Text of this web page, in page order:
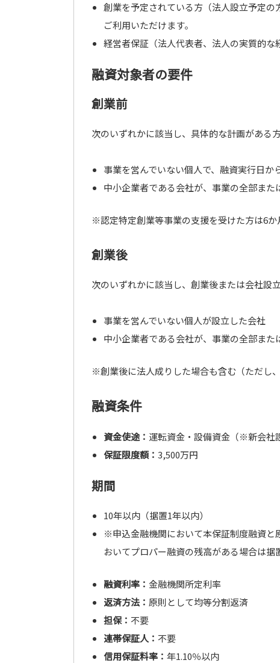
創業を予定されている方（法人設立予定
ご利用いただけます。
経営者保証（法人代表者、法人の実質的な
融資対象者の要件
創業前
次のいずれかに該当し、具体的な計画がある
事業を営んでいない個人で、融資実行日か
中小企業者である会社が、事業の全部ま
※認定特定創業等事業の支援を受けた方は6か
創業後
次のいずれかに該当し、創業後または会社設
事業を営んでいない個人が設立した会社
中小企業者である会社が、事業の全部ま
※創業後に法人成りした場合も含む（ただし
融資条件
資金使途： 運転資金・設備資金（※新会社
保証限度額： 3,500万円
期間
10年以内（据置1年以内）
※申込金融機関において本保証制度融資と
おいてプロパー融資の残高がある場合は据
融資利率： 金融機関所定利率
返済方法： 原則として均等分割返済
担保： 不要
連帯保証人： 不要
信用保証料率： 年1.10％以内